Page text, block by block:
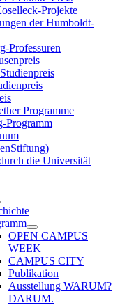
Projekte
der Humboldt-
Professuren
Programme
Programm
die Universität
OPEN CAMPUS
WEEK
CAMPUS CITY
Publikation
Ausstellung WARUM?
DARUM.